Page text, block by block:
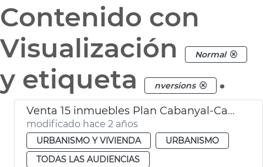
Contenido con
Visualización
Normal
y etiqueta nversions .
Venta 15 inmuebles Plan Cabanyal-Canyamelar
modificado hace 2 años
URBANISMO Y VIVIENDA
URBANISMO
TODAS LAS AUDIENCIAS